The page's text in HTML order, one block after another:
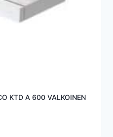
KTD A 600 VALKOINEN